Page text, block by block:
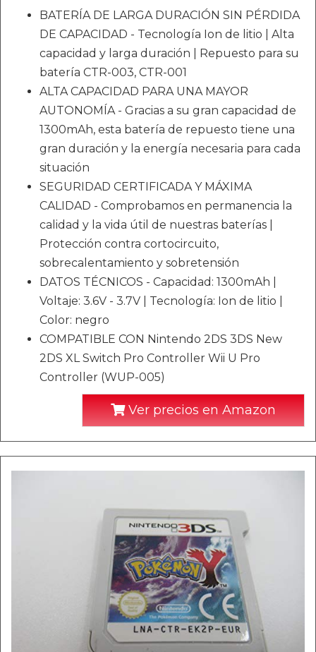
BATERÍA DE LARGA DURACIÓN SIN PÉRDIDA
DE CAPACIDAD - Tecnología Ion de litio | Alta
capacidad y larga duración | Repuesto para su
batería CTR-003, CTR-001
ALTA CAPACIDAD PARA UNA MAYOR
AUTONOMÍA - Gracias a su gran capacidad de
1300mAh, esta batería de repuesto tiene una
gran duración y la energía necesaria para cada
situación
SEGURIDAD CERTIFICADA Y MÁXIMA
CALIDAD - Comprobamos en permanencia la
calidad y la vida útil de nuestras baterías |
Protección contra cortocircuito,
sobrecalentamiento y sobretensión
DATOS TÉCNICOS - Capacidad: 1300mAh |
Voltaje: 3.6V - 3.7V | Tecnología: Ion de litio |
Color: negro
COMPATIBLE CON Nintendo 2DS 3DS New
2DS XL Switch Pro Controller Wii U Pro
Controller (WUP-005)
Ver precios en Amazon